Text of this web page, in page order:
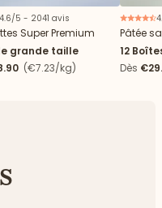
4.6/5 - 2041 avis
Super Premium
grande taille
(€7.23/kg)
Pâtée
12
Dès